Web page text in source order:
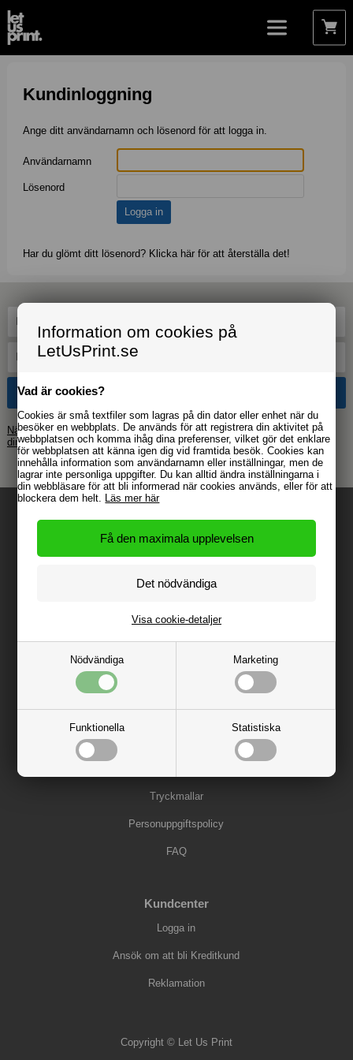
Information om cookies på
LetUsPrint.se
Vad är cookies?
Cookies är små textfiler som lagras på din dator eller enhet när du
besöker en webbplats. De används för att registrera din aktivitet på
webbplatsen och komma ihåg dina preferenser, vilket gör det enklare
för webbplatsen att känna igen dig vid framtida besök. Cookies kan
innehålla information som användarnamn eller inställningar, men de
lagrar inte personliga uppgifter. Du kan alltid ändra inställningarna i
din webbläsare för att bli informerad när cookies används, eller för att
blockera dem helt. Läs mer här
Nödvändiga Marketing
Funktionella Statistiska
Visa cookie-detaljer
Kundinloggning
Ange ditt användarnamn och lösenord för att logga in.
Användarnamn
Lösenord
Har du glömt ditt lösenord? Klicka här för att återställa det!
När du anmäler dig accepterar du vår personuppgiftspolicy – vi hanterar
dina uppgifter med omsorg.
Information
Kontakta LetUsPrint.se
Tryckmallar
Personuppgiftspolicy
FAQ
Kundcenter
Logga in
Ansök om att bli Kreditkund
Reklamation
Copyright © Let Us Print